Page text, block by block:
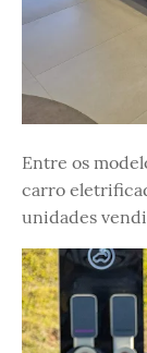
Entre os
carro
unidades